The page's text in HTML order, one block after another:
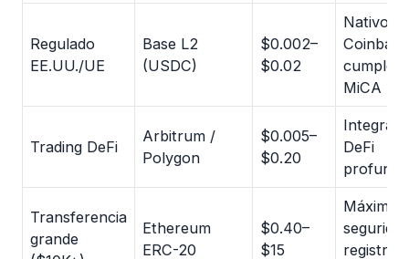
Regulado
EE.UU./UE
Base L2
(USDC)
$0.002–
$0.02
Nativo de
cumple
MiCA
Trading DeFi
Arbitrum /
Polygon
$0.005–
$0.20
DeFi
profunda
Transferencia
grande
Ethereum
ERC-20
$0.40–
$15
Máxima
registro